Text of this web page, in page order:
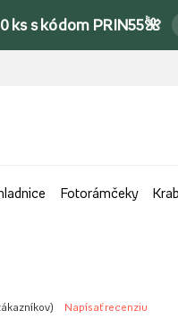
ks s kódom PRIN55🌺
Fotorámčeky
) Napísať recenziu